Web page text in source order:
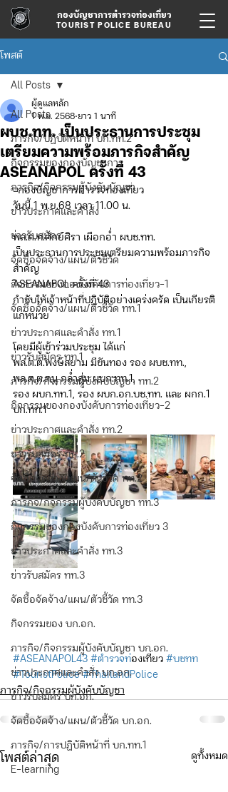
กองบัญชาการตำรวจท่องเที่ยว
TOURIST POLICE BUREAU
โพสต์
All Posts
ภารกิจ/ปฏิบัติหน้าที่ บก.ทท.2
กิจกรรมของกองบัญชาการ
ภารกิจ/กิจกรรมผู้บังคับบัญชา
ข่าวประกาศและคำสั่ง
ข่าวรับสมัคร
จัดซื้อจัดจ้าง/แผน/ตัวชี้วัด
กิจกรรมของกองบังคับการท่องเที่ยว-1
จัดซื้อจัดจ้าง/แผน/ตัวชี้วัด ทท.1
ข่าวประกาศและคำสั่ง ทท.1
ข่าวรับสมัคร ทท.1
ภารกิจ/กิจกรรมผู้บังคับบัญชา ทท.2
กิจกรรมของกองบังคับการท่องเที่ยว-2
ข่าวประกาศและคำสั่ง ทท.2
ข่าวรับสมัคร ทท.2
จัดซื้อจัดจ้าง/แผน/ตัวชี้วัด ทท.2
ภารกิจ/กิจกรรมผู้บังคับบัญชา ทท.3
กิจกรรมของกองบังคับการท่องเที่ยว 3
ข่าวประกาศและคำสั่ง ทท.3
ข่าวรับสมัคร ทท.3
จัดซื้อจัดจ้าง/แผน/ตัวชี้วัด ทท.3
กิจกรรมของ บก.อก.
ภารกิจ/กิจกรรมผู้บังคับบัญชา บก.อก.
ข่าวประกาศและคำสั่ง บก.อก.
ข่าวรับสมัคร บก.อก.
จัดซื้อจัดจ้าง/แผน/ตัวชี้วัด บก.อก.
ภารกิจ/การปฏิบัติหน้าที่ บก.ทท.1
E-learning
All Posts
ผบช.ทท. เป็นประธานการประชุม
เตรียมความพร้อมภารกิจสำคัญ
ASEANAPOL ครั้งที่ 43
ผู้ดูแลหลัก
1 พ.ย. 2568 ยาว 1 นาที
◽️กองบัญชาการตำรวจท่องเที่ยว
วันนี้ 1 พ.ย.68 เวลา 11.00 น.
พล.ต.ท.ศักย์ศิรา เผือกอ่ำ ผบช.ทท.
เป็นประธานการประชุมเตรียมความพร้อมภารกิจ
สำคัญ
ASEANAPOL ครั้งที่ 43
กำชับให้เจ้าหน้าที่ปฏิบัติอย่างเคร่งครัด เป็นเกียรติ
แก่หน่วย
โดยมีผู้เข้าร่วมประชุม ได้แก่
พล.ต.ต.พงษ์สยาม มีขันทอง รอง ผบช.ทท.,
พล.ต.ต.ดนุ กล่ำสุ่ม ผบก.ทท.1,
รอง ผบก.ทท.1, รอง ผบก.อก.บช.ทท. และ ผกก.1
บก.ทท.1
#ASEANAPOL43 #ตำรวจท่องเที่ยว #บชทท
#TouristPolice #ThailandPolice
ภารกิจ/กิจกรรมผู้บังคับบัญชา
โพสต์ล่าสุด ดูทั้งหมด